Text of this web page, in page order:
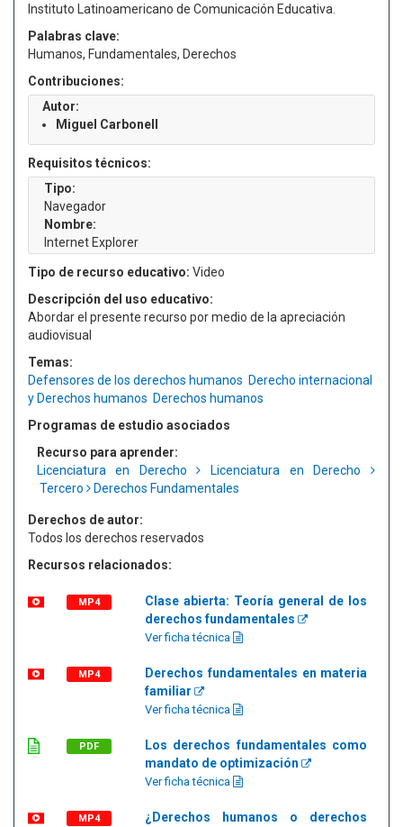
Instituto Latinoamericano de Comunicación Educativa.
Palabras clave:
Humanos, Fundamentales, Derechos
Contribuciones:
Autor:
Miguel Carbonell
Requisitos técnicos:
Tipo:
Navegador
Nombre:
Internet Explorer
Tipo de recurso educativo: Video
Descripción del uso educativo:
Abordar el presente recurso por medio de la apreciación
audiovisual
Temas:
Defensores de los derechos humanos Derecho internacional
y Derechos humanos Derechos humanos
Programas de estudio asociados
Recurso para aprender:
Licenciatura en Derecho
Licenciatura en Derecho
Tercero
Derechos Fundamentales
Derechos de autor:
Todos los derechos reservados
Recursos relacionados:
MP4
Clase abierta: Teoría general de los
derechos fundamentales
Ver ficha técnica
MP4
Derechos fundamentales en materia
familiar
Ver ficha técnica
PDF
Los derechos fundamentales como
mandato de optimización
Ver ficha técnica
MP4
¿Derechos humanos o derechos